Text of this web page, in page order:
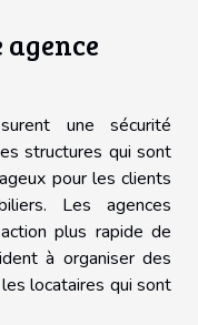
une sécurité
structures qui sont
pour les clients
Les agences
plus rapide de
à organiser des
locataires qui sont